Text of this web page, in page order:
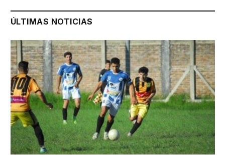
ÚLTIMAS NOTICIAS